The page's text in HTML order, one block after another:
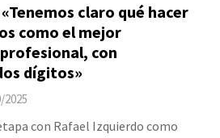
claro qué hacer
como el mejor
con
dígitos»
2025
con Rafael Izquierdo como